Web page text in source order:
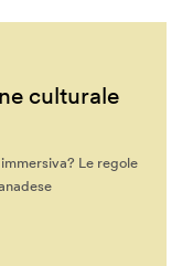
culturale
Le regole